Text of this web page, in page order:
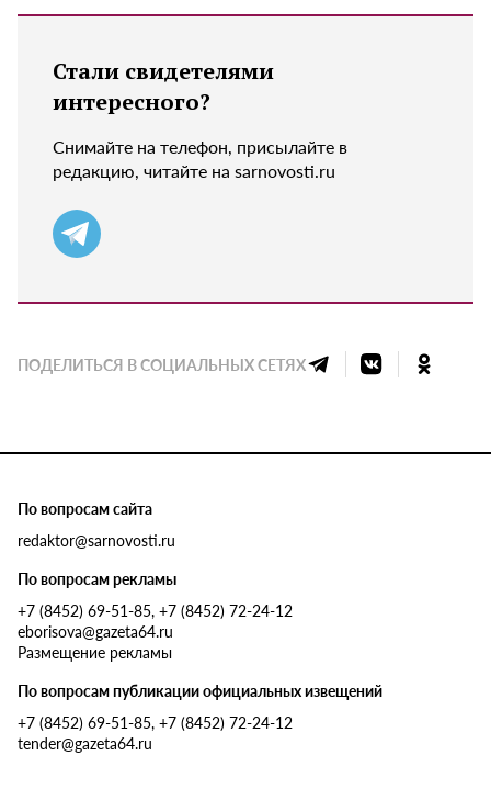
Стали свидетелями
интересного?
Снимайте на телефон, присылайте в
редакцию, читайте на sarnovosti.ru
ПОДЕЛИТЬСЯ В СОЦИАЛЬНЫХ СЕТЯХ
По вопросам сайта
redaktor@sarnovosti.ru
По вопросам рекламы
+7 (8452) 69-51-85, +7 (8452) 72-24-12
eborisova@gazeta64.ru
Размещение рекламы
По вопросам публикации официальных извещений
+7 (8452) 69-51-85, +7 (8452) 72-24-12
tender@gazeta64.ru